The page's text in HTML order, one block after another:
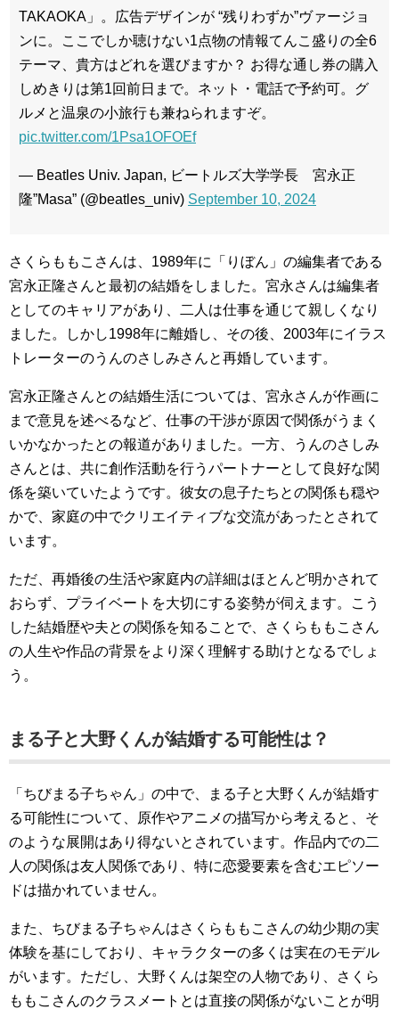
TAKAOKA」。広告デザインが “残りわずか”ヴァージョ
ンに。ここでしか聴けない1点物の情報てんこ盛りの全6
テーマ、貴方はどれを選びますか？ お得な通し券の購入
しめきりは第1回前日まで。ネット・電話で予約可。グ
ルメと温泉の小旅行も兼ねられますぞ。
pic.twitter.com/1Psa1OFOEf
— Beatles Univ. Japan, ビートルズ大学学長 宮永正
隆”Masa” (@beatles_univ) September 10, 2024
さくらももこさんは、1989年に「りぼん」の編集者である
宮永正隆さんと最初の結婚をしました。宮永さんは編集者
としてのキャリアがあり、二人は仕事を通じて親しくなり
ました。しかし1998年に離婚し、その後、2003年にイラス
トレーターのうんのさしみさんと再婚しています。
宮永正隆さんとの結婚生活については、宮永さんが作画に
まで意見を述べるなど、仕事の干渉が原因で関係がうまく
いかなかったとの報道がありました。一方、うんのさしみ
さんとは、共に創作活動を行うパートナーとして良好な関
係を築いていたようです。彼女の息子たちとの関係も穏や
かで、家庭の中でクリエイティブな交流があったとされて
います。
ただ、再婚後の生活や家庭内の詳細はほとんど明かされて
おらず、プライベートを大切にする姿勢が伺えます。こう
した結婚歴や夫との関係を知ることで、さくらももこさん
の人生や作品の背景をより深く理解する助けとなるでしょ
う。
まる子と大野くんが結婚する可能性は？
「ちびまる子ちゃん」の中で、まる子と大野くんが結婚す
る可能性について、原作やアニメの描写から考えると、そ
のような展開はあり得ないとされています。作品内での二
人の関係は友人関係であり、特に恋愛要素を含むエピソー
ドは描かれていません。
また、ちびまる子ちゃんはさくらももこさんの幼少期の実
体験を基にしており、キャラクターの多くは実在のモデル
がいます。ただし、大野くんは架空の人物であり、さくら
ももこさんのクラスメートとは直接の関係がないことが明